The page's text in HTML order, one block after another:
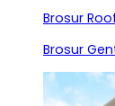
Brosur
Brosur